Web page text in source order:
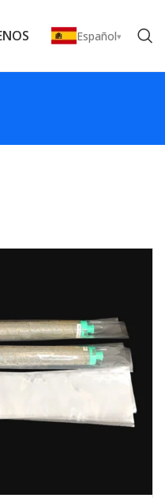
Español